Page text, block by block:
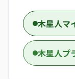
木星人マ
木星人プ